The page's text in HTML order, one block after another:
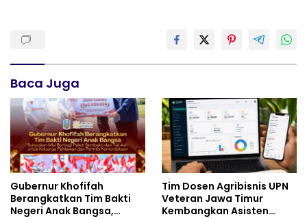
Baca Juga
Gubernur Khofifah
Berangkatkan Tim Bakti
Negeri Anak Bangsa,
Tim Dosen Agribisnis UPN
Veteran Jawa Timur
Kembangkan Asisten